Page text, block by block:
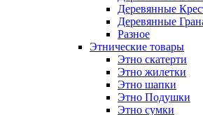
Деревянные
Деревянные
Разное
Этнические товары
Этно скатерти
Этно жилетки
Этно шапки
Этно Подушки
Этно сумки